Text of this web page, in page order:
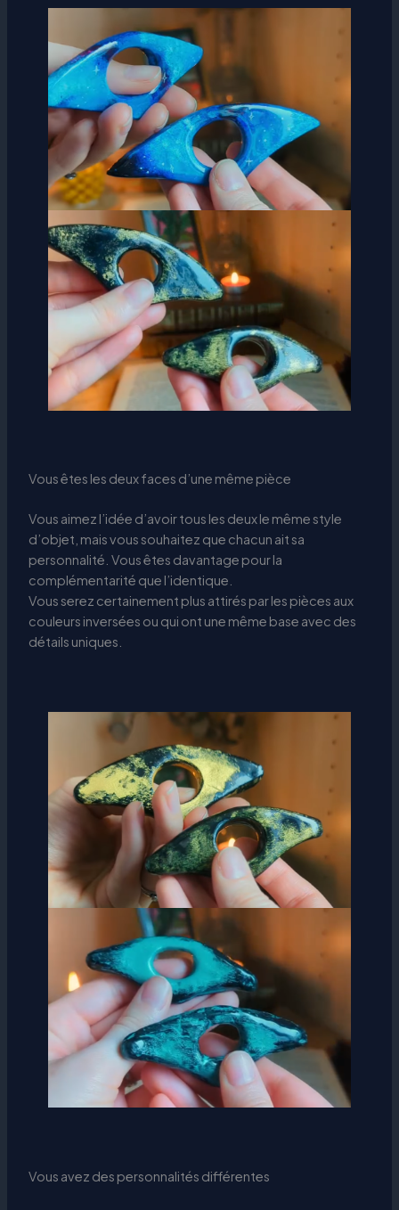
Vous êtes les deux faces d’une même pièce
Vous aimez l’idée d’avoir tous les deux le même style
d’objet, mais vous souhaitez que chacun ait sa
personnalité. Vous êtes davantage pour la
complémentarité que l’identique.
Vous serez certainement plus attirés par les pièces aux
couleurs inversées ou qui ont une même base avec des
détails uniques.
Vous avez des personnalités différentes